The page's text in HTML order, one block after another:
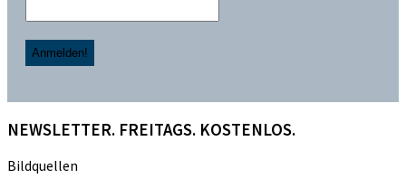
NEWSLETTER. FREITAGS. KOSTENLOS.
Bildquellen